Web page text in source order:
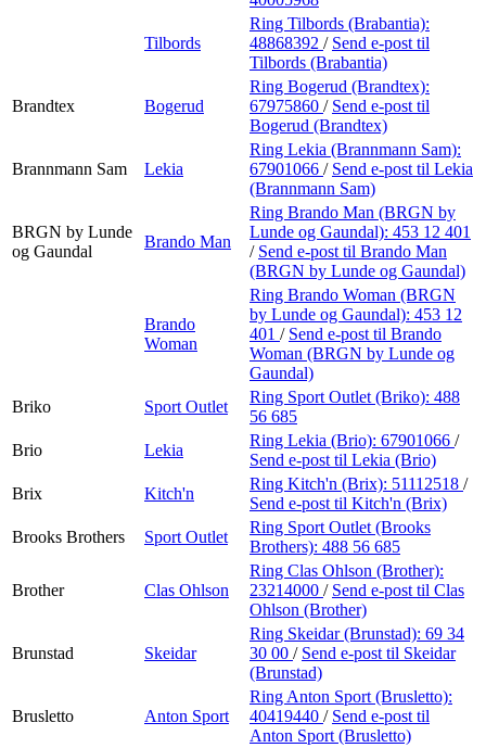
Tilbords
Ring Tilbords (Brabantia):
48868392 / Send e-post til
Tilbords (Brabantia)
Brandtex Bogerud
Ring Bogerud (Brandtex):
67975860 / Send e-post til
Bogerud (Brandtex)
Brannmann Sam Lekia
Ring Lekia (Brannmann Sam):
67901066 / Send e-post til Lekia
(Brannmann Sam)
BRGN by Lunde
og Gaundal
Brando Man
Ring Brando Man (BRGN by
Lunde og Gaundal): 453 12 401
/ Send e-post til Brando Man
(BRGN by Lunde og Gaundal)
Brando
Woman
Ring Brando Woman (BRGN
by Lunde og Gaundal): 453 12
401 / Send e-post til Brando
Woman (BRGN by Lunde og
Gaundal)
Briko
Sport Outlet
Ring Sport Outlet (Briko): 488
56 685
Brio
Lekia
Ring Lekia (Brio): 67901066 /
Send e-post til Lekia (Brio)
Brix
Kitch'n
Ring Kitch'n (Brix): 51112518 /
Send e-post til Kitch'n (Brix)
Brooks Brothers
Sport Outlet
Ring Sport Outlet (Brooks
Brothers): 488 56 685
Brother Clas Ohlson
Ring Clas Ohlson (Brother):
23214000 / Send e-post til Clas
Ohlson (Brother)
Brunstad Skeidar
Ring Skeidar (Brunstad): 69 34
30 00 / Send e-post til Skeidar
(Brunstad)
Brusletto Anton Sport
Ring Anton Sport (Brusletto):
40419440 / Send e-post til
Anton Sport (Brusletto)